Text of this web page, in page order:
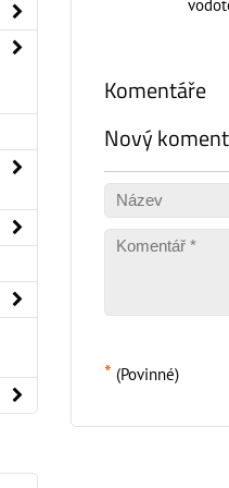
Komentáře
Nový
* (Povinné)